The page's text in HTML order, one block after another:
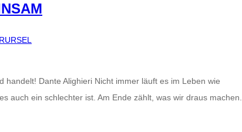
Dante Alighieri Nicht immer läuft es im Leben wie
auch ein schlechter ist. Am Ende zählt, was wir draus machen.